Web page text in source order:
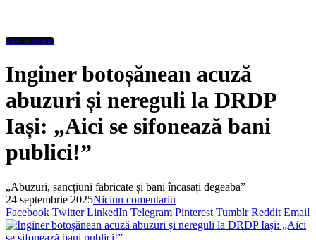
Administratie
Inginer botoșănean acuză
abuzuri și nereguli la DRDP
Iași: „Aici se sifonează bani
publici!”
„Abuzuri, sancțiuni fabricate și bani încasați degeaba”
24 septembrie 2025Niciun comentariu
Facebook Twitter LinkedIn Telegram Pinterest Tumblr Reddit Email